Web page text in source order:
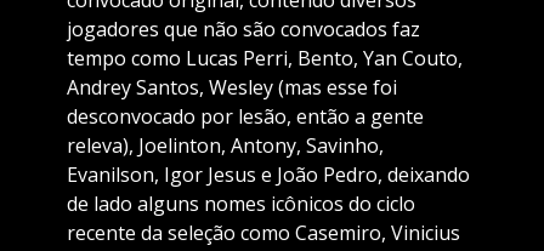
jogadores que não são convocados faz
tempo como Lucas Perri, Bento, Yan Couto,
Andrey Santos, Wesley (mas esse foi
desconvocado por lesão, então a gente
releva), Joelinton, Antony, Savinho,
Evanilson, Igor Jesus e João Pedro, deixando
de lado alguns nomes icônicos do ciclo
recente da seleção como Casemiro, Vinicius